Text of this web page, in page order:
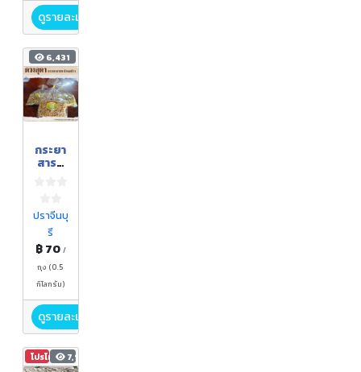
ดูรายละเอียด
6,431
กระยา
สารท
ปราจีนบุ
รี
฿ 70 /
ถุง (0.5
กิโลกรัม)
ดูรายละเอียด
โปรโมชัน7,997